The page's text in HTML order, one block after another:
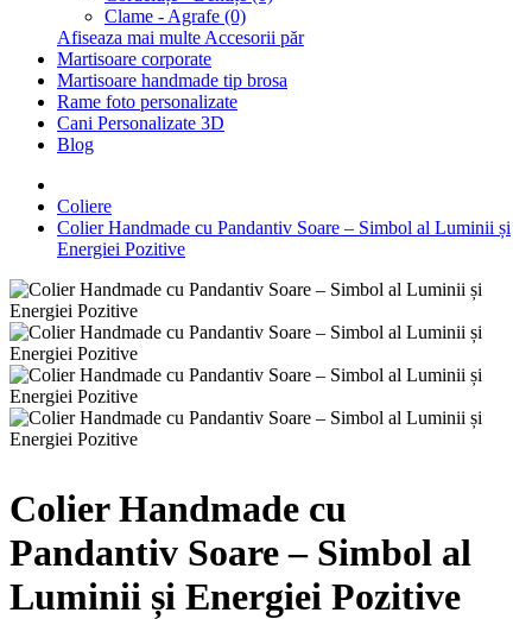
Clame - Agrafe (0)
Afiseaza mai multe Accesorii păr
Martisoare corporate
Martisoare handmade tip brosa
Rame foto personalizate
Cani Personalizate 3D
Blog
Coliere
Colier Handmade cu Pandantiv Soare – Simbol al Luminii și
Energiei Pozitive
Colier Handmade cu
Pandantiv Soare – Simbol al
Luminii și Energiei Pozitive